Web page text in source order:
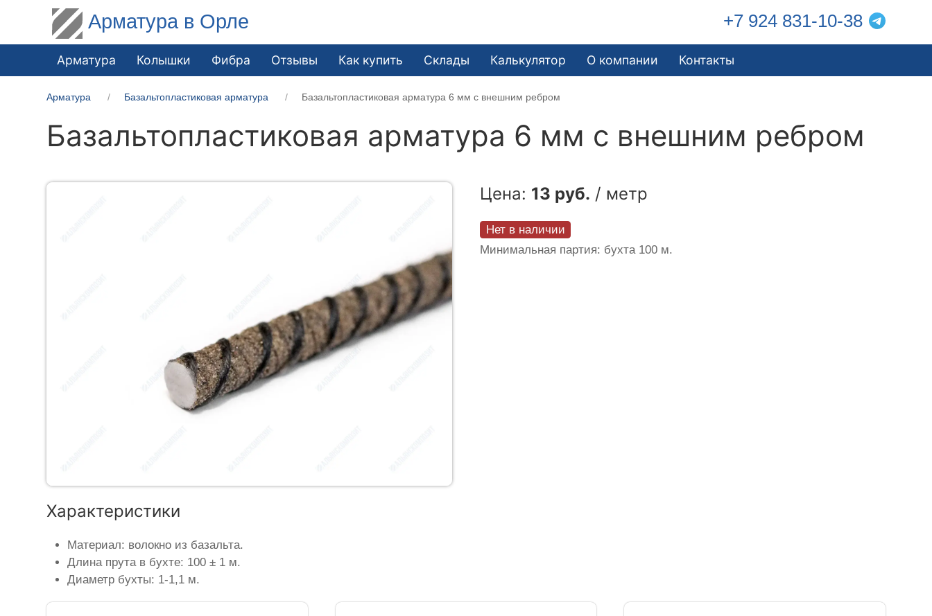
Арматура в Орле +7 924 831-10-38
Арматура Колышки Фибра Отзывы Как купить Склады Калькулятор О компании Контакты
Арматура Базальтопластиковая арматура Базальтопластиковая арматура 6 мм с внешним ребром
Базальтопластиковая арматура 6 мм с внешним ребром
Цена: 13 руб. / метр
Нет в наличии
Минимальная партия: бухта 100 м.
Характеристики
Материал: волокно из базальта.
Длина прута в бухте: 100 ± 1 м.
Диаметр бухты: 1-1,1 м.